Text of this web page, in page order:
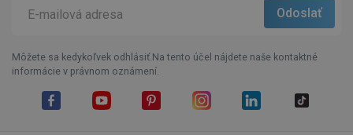
Môžete sa kedykoľvek odhlásiť.Na tento účel nájdete naše kontaktné
informácie v právnom oznámení.